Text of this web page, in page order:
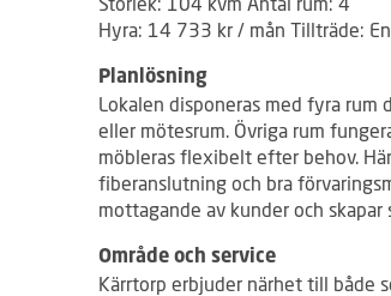
Hyra: 14 733 kr / mån Tillträde:
Planlösning
Lokalen disponeras med fyra rum
eller mötesrum. Övriga rum
möbleras flexibelt efter behov.
fiberanslutning och bra
mottagande av kunder och
Område och service
Kärrtorp erbjuder närhet till både